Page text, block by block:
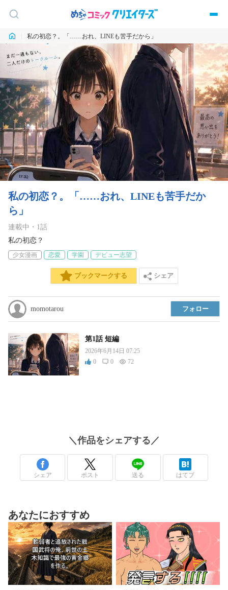
私の初恋？。「……おれ、LINEも苦手だから」
私の初恋？。「……おれ、LINEも苦手だか
ら」
連載中 ・ 1 話
私の初恋？
少女漫画 恋愛 学園 デビュー志望
ブックマークする シェア
momotarou フォロー
第1話 短編
2026年6月14日 07:25
0
0 72
＼作品をシェアする／
シェア ポスト 送る はてブ
あなたにおすすめ